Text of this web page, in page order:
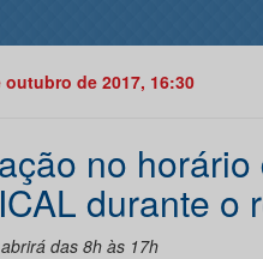
outubro de 2017, 16:30
no
durante o
das 8h às 17h